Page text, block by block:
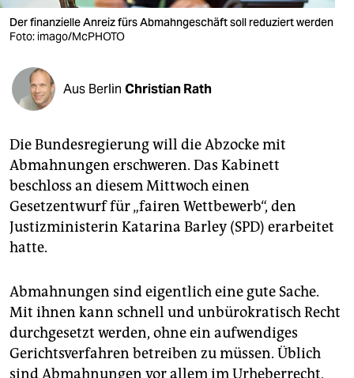
verlag
veranstaltungen
shop
fragen & hilfe
unterstützen
abo
epaper login
Der finanzielle Anreiz fürs Abmahngeschäft soll reduziert werden
Foto: imago/McPHOTO
Aus Berlin Christian Rath
Die Bundesregierung will die Abzocke mit
Abmahnungen erschweren. Das Kabinett
beschloss an diesem Mittwoch einen
Gesetzentwurf für „fairen Wettbewerb“, den
Justizministerin Katarina Barley (SPD) erarbeitet
hatte.
Abmahnungen sind eigentlich eine gute Sache.
Mit ihnen kann schnell und unbürokratisch Recht
durchgesetzt werden, ohne ein aufwendiges
Gerichtsverfahren betreiben zu müssen. Üblich
sind Abmahnungen vor allem im Urheberrecht,